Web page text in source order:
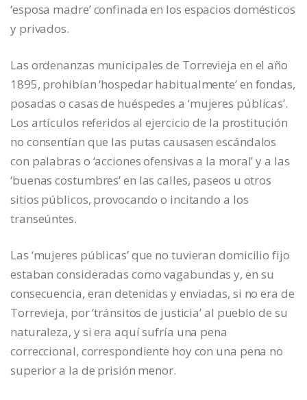
‘esposa madre’ confinada en los espacios domésticos
y privados.
Las ordenanzas municipales de Torrevieja en el año
1895, prohibían ‘hospedar habitualmente’ en fondas,
posadas o casas de huéspedes a ‘mujeres públicas’.
Los artículos referidos al ejercicio de la prostitución
no consentían que las putas causasen escándalos
con palabras o ‘acciones ofensivas a la moral’ y a las
‘buenas costumbres’ en las calles, paseos u otros
sitios públicos, provocando o incitando a los
transeúntes.
Las ‘mujeres públicas’ que no tuvieran domicilio fijo
estaban consideradas como vagabundas y, en su
consecuencia, eran detenidas y enviadas, si no era de
Torrevieja, por ‘tránsitos de justicia’ al pueblo de su
naturaleza, y si era aquí sufría una pena
correccional, correspondiente hoy con una pena no
superior a la de prisión menor.